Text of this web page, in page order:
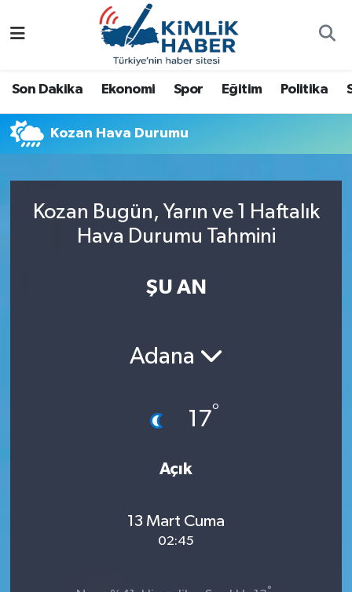
Son Dakika Ekonomi Spor Eğitim Politika
Kozan Hava Durumu
Kozan Bugün, Yarın ve 1 Haftalık
Hava Durumu Tahmini
ŞU AN
Adana
17°
Açık
13 Mart Cuma
02:45
Antalya
Dünya
Eğitim
Nöbetçi Eczaneler
Namaz Vakitleri
Trafik Durumu
Süper Lig Puan Durumu ve Fikstür
Son Dakika Haberleri